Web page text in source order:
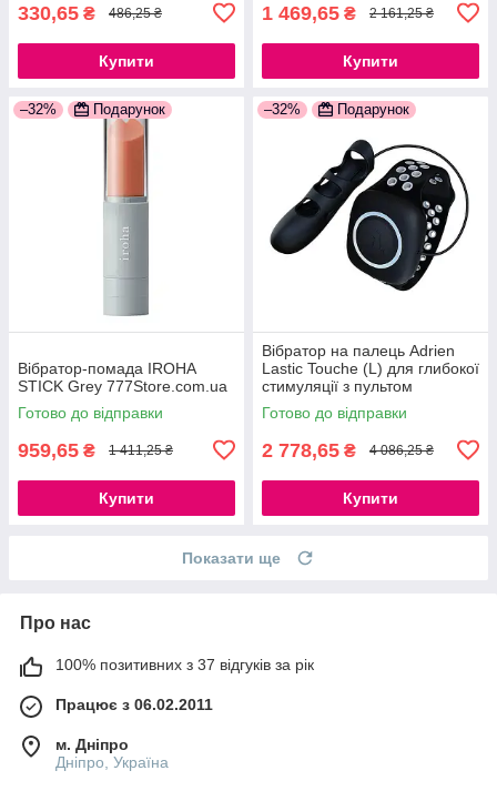
330,65 ₴ 486,25 ₴
Купити
1 469,65 ₴ 2 161,25 ₴
Купити
–32% Подарунок
Вібратор-помада IROHA
STICK Grey 777Store.com.ua
Готово до відправки
959,65 ₴ 1 411,25 ₴
Купити
–32% Подарунок
Вібратор на палець Adrien
Lastic Touche (L) для глибокої
стимуляції з пультом
управління на руці
777Store.com.ua
Готово до відправки
2 778,65 ₴ 4 086,25 ₴
Купити
Показати ще
Про нас
100% позитивних з 37 відгуків за рік
Працює з 06.02.2011
м. Дніпро
Дніпро, Україна